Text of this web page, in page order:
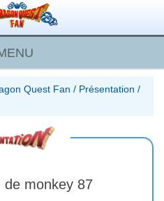
Quest Fan / Présentation /
de monkey 87